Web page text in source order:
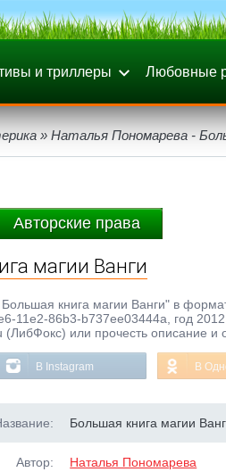
и триллеры Любовные
» Наталья Пономарева -
Авторские права
магии Ванги
книга магии Ванги" в
11e2-86b3-b737ee03444a, год
или прочесть описание и
В Instagram В
Большая книга магии
Автор: Наталья Пономарева